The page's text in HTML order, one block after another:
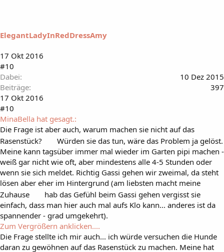
ElegantLadyInRedDressAmy
17 Okt 2016
#10
Dabei
10 Dez 2015
Beiträge
397
17 Okt 2016
#10
MinaBella hat gesagt.:
Die Frage ist aber auch, warum machen sie nicht auf das
Rasenstück?
Würden sie das tun, wäre das Problem ja gelöst.
Meine kann tagsüber immer mal wieder im Garten pipi machen -
weiß gar nicht wie oft, aber mindestens alle 4-5 Stunden oder
wenn sie sich meldet. Richtig Gassi gehen wir zweimal, da steht
lösen aber eher im Hintergrund (am liebsten macht meine
Zuhause
hab das Gefühl beim Gassi gehen vergisst sie
einfach, dass man hier auch mal aufs Klo kann... anderes ist da
spannender - grad umgekehrt).
Zum Vergrößern anklicken....
Die Frage stellte ich mir auch... ich würde versuchen die Hunde
daran zu gewöhnen auf das Rasenstück zu machen. Meine hat